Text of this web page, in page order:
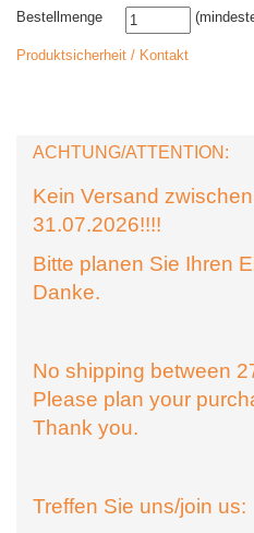
Bestellmenge
Produktsicherheit / Kontakt
ACHTUNG/ATTENTION:
Kein Versand
31.07.2026!!!!
Bitte planen Sie Ihren
Danke.
No shipping between
Please plan your
Thank you.
Treffen Sie uns/join us: